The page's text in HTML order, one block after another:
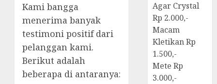
Kami bangga
menerima banyak
testimoni positif dari
pelanggan kami.
Berikut adalah
beberapa di antaranya:
Agar Crystal
Rp 2.000,-
Macam
Kletikan Rp
1.500,-
Mete Rp
3.000,-